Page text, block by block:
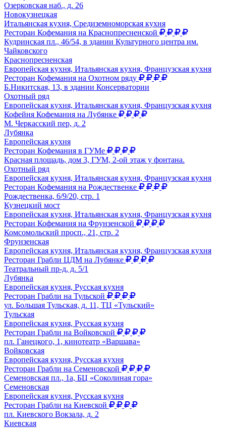
Озерковская наб., д. 26
Новокузнецкая
Итальянская кухня, Средиземноморская кухня
Ресторан Кофемания на Краснопресненской
Кудринская пл., 46/54, в здании Культурного центра им.
Чайковского
Краснопресненская
Европейская кухня, Итальянская кухня, Французская кухня
Ресторан Кофемания на Охотном ряду
Б.Никитская, 13, в здании Консерватории
Охотный ряд
Европейская кухня, Итальянская кухня, Французская кухня
Кофейня Кофемания на Лубянке
М. Черкасский пер, д. 2
Лубянка
Европейская кухня
Ресторан Кофемания в ГУМе
Красная площадь, дом 3, ГУМ, 2-ой этаж у фонтана.
Охотный ряд
Европейская кухня, Итальянская кухня, Французская кухня
Ресторан Кофемания на Рождественке
Рождественка, 6/9/20, стр. 1
Кузнецкий мост
Европейская кухня, Итальянская кухня, Французская кухня
Ресторан Кофемания на Фрунзенской
Комсомольский просп., 21, стр. 2
Фрунзенская
Европейская кухня, Итальянская кухня, Французская кухня
Ресторан Грабли ЦДМ на Лубянке
Театральный пр-д, д. 5/1
Лубянка
Европейская кухня, Русская кухня
Ресторан Грабли на Тульской
ул. Большая Тульская, д. 11, ТЦ «Тульский»
Тульская
Европейская кухня, Русская кухня
Ресторан Грабли на Войковской
пл. Ганецкого, 1, кинотеатр «Варшава»
Войковская
Европейская кухня, Русская кухня
Ресторан Грабли на Семеновской
Семеновская пл., 1а, БЦ «Соколиная гора»
Семеновская
Европейская кухня, Русская кухня
Ресторан Грабли на Киевской
пл. Киевского Вокзала, д. 2
Киевская